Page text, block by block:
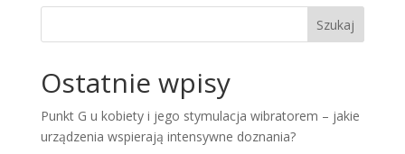
Szukaj
Ostatnie wpisy
Punkt G u kobiety i jego stymulacja wibratorem – jakie
urządzenia wspierają intensywne doznania?